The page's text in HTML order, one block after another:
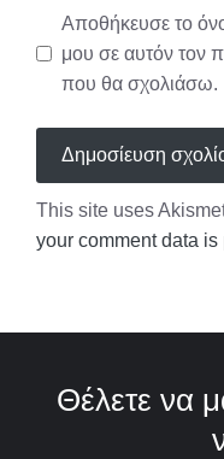
Αποθήκευσε το
μου σε αυτόν τον
που θα σχολιάσω.
This site uses
your comment data is
Θέλετε να